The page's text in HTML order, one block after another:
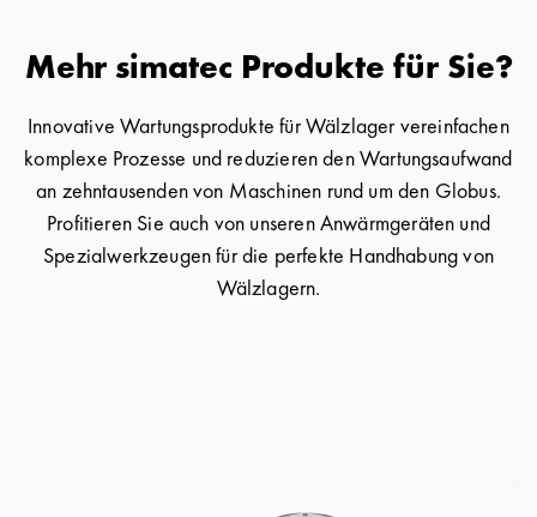
Mehr simatec Produkte für Sie?
Innovative Wartungsprodukte für Wälzlager vereinfachen
komplexe Prozesse und reduzieren den Wartungsaufwand
an zehntausenden von Maschinen rund um den Globus.
Profitieren Sie auch von unseren Anwärmgeräten und
Spezialwerkzeugen für die perfekte Handhabung von
Wälzlagern.